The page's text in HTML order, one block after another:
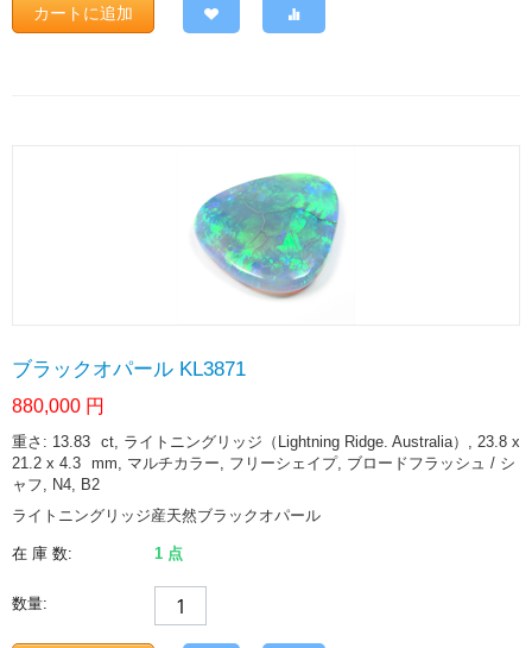
カートに追加
ブラックオパール KL3871
880,000 円
重さ: 13.83 ct, ライトニングリッジ（Lightning Ridge. Australia）, 23.8 x
21.2 x 4.3 mm, マルチカラー, フリーシェイプ, ブロードフラッシュ / シ
ャフ, N4, B2
ライトニングリッジ産天然ブラックオパール
在 庫 数: 1 点
数量: